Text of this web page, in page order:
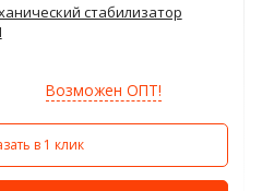
стабилизатор
Возможен ОПТ!
в 1 клик